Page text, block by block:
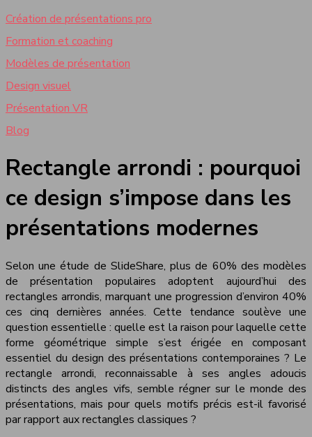
Création de présentations pro
Formation et coaching
Modèles de présentation
Design visuel
Présentation VR
Blog
Rectangle arrondi : pourquoi
ce design s’impose dans les
présentations modernes
Selon une étude de SlideShare, plus de 60% des modèles
de présentation populaires adoptent aujourd’hui des
rectangles arrondis, marquant une progression d’environ 40%
ces cinq dernières années. Cette tendance soulève une
question essentielle : quelle est la raison pour laquelle cette
forme géométrique simple s’est érigée en composant
essentiel du design des présentations contemporaines ? Le
rectangle arrondi, reconnaissable à ses angles adoucis
distincts des angles vifs, semble régner sur le monde des
présentations, mais pour quels motifs précis est-il favorisé
par rapport aux rectangles classiques ?